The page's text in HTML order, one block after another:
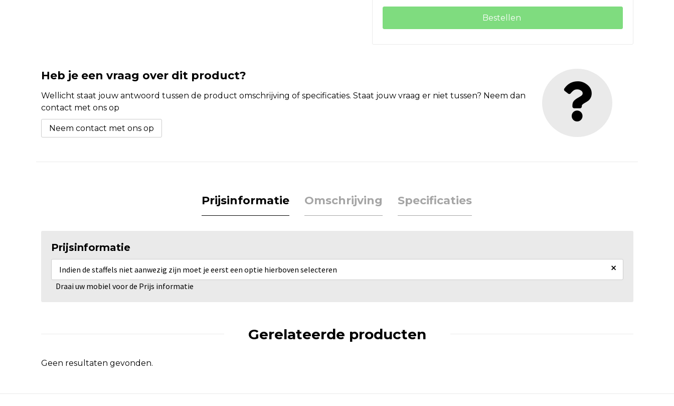
Bestellen
Heb je een vraag over dit product?
Wellicht staat jouw antwoord tussen de product omschrijving of specificaties. Staat jouw vraag er niet tussen? Neem dan
contact met ons op
Neem contact met ons op
Prijsinformatie Omschrijving Specificaties
Prijsinformatie
Indien de staffels niet aanwezig zijn moet je eerst een optie hierboven selecteren ×
Draai uw mobiel voor de Prijs informatie
Gerelateerde producten
Geen resultaten gevonden.